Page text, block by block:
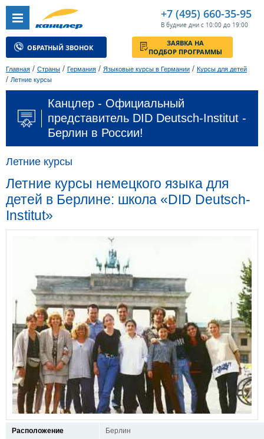
+7 (495) 660-35-95
В будние дни с 10:00 до 19:00
ОБРАТНЫЙ ЗВОНОК
ЗАЯВКА НА
ПОДБОР ПРОГРАММЫ
Главная / Страны / Германия / Языковые курсы в Германии / Курсы для детей
/ Летние курсы
Канцлер - Официальный
представитель DID Deutsch-Institut -
Берлин в России!
Летние курсы
Летние курсы немецкого языка для
детей в Берлине: школа «DID Deutsch-
Institut»
Расположение
Берлин